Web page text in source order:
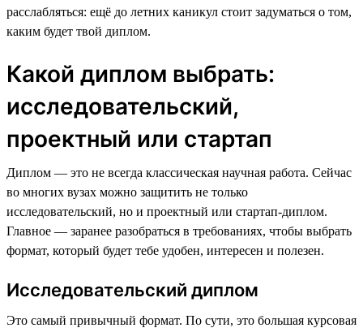
расслабляться: ещё до летних каникул стоит задуматься о том,
каким будет твой диплом.
Какой диплом выбрать:
исследовательский,
проектный или стартап
Диплом — это не всегда классическая научная работа. Сейчас
во многих вузах можно защитить не только
исследовательский, но и проектный или стартап-диплом.
Главное — заранее разобраться в требованиях, чтобы выбрать
формат, который будет тебе удобен, интересен и полезен.
Исследовательский диплом
Это самый привычный формат. По сути, это большая курсовая